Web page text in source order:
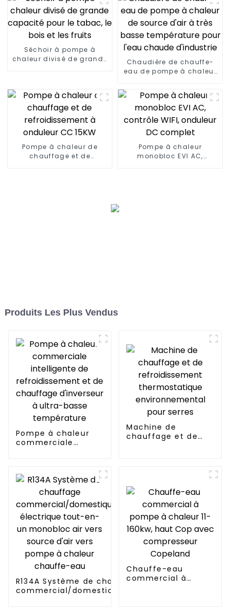
Séchoir à pompe à
chaleur divisé de grande
Chaudière de chauffe-
eau de pompe à chaleur
basse température pour
l'eau chaude d'industrie
Pompe à chaleur de
chauffage et de
Pompe à chaleur
monobloc EVI AC,
Produits Les Plus Vendus
Pompe à chaleur
commerciale
d'inverseur à ultra-
basse température
Machine de
chauffage et de
R134A Système de chauffage
commercial/domestique/résidentiel
Chauffe-eau
commercial à